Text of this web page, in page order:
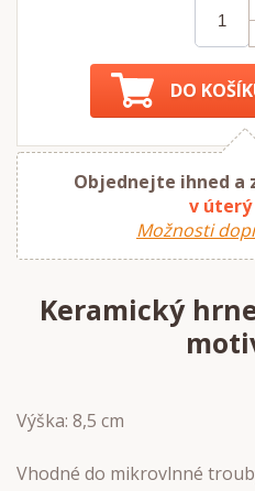
DO
Objednejte ihned a
v úterý
Možnosti
Keramický
Výška: 8,5 cm
Vhodné do mikrovlnné